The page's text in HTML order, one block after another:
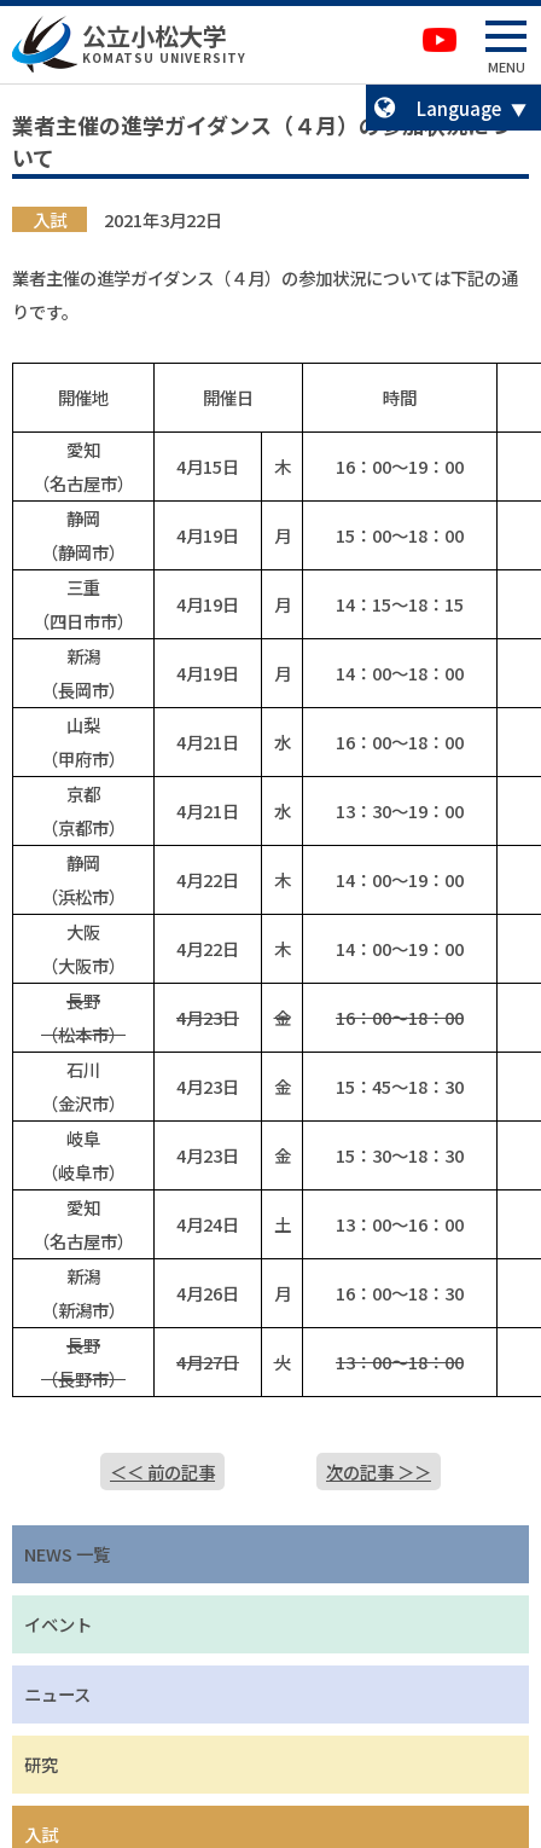
本文へ移動 サイトマップへ移動
公立小松大学
KOMATSU UNIVERSITY MENU
卒業生の方へ
Language
業者主催の進学ガイダンス（４月）の参加状況につ
いて
入試 2021年3月22日
業者主催の進学ガイダンス（４月）の参加状況については下記の通
りです。
開催地 開催日 時間
愛知
（名古屋市）
4月15日 木 16：00～19：00
静岡
（静岡市）
4月19日 月 15：00～18：00
三重
（四日市市）
4月19日 月 14：15～18：15
新潟
（長岡市）
4月19日 月 14：00～18：00
山梨
（甲府市）
4月21日 水 16：00～18：00
京都
（京都市）
4月21日 水 13：30～19：00
静岡
（浜松市）
4月22日 木 14：00～19：00
大阪
（大阪市）
4月22日 木 14：00～19：00
長野
（松本市）
4月23日 金 16：00～18：00
石川
（金沢市）
4月23日 金 15：45～18：30
岐阜
（岐阜市）
4月23日 金 15：30～18：30
愛知
（名古屋市）
4月24日 土 13：00～16：00
新潟
（新潟市）
4月26日 月 16：00～18：30
長野
（長野市）
4月27日 火 13：00～18：00
＜＜ 前の記事 次の記事 ＞＞
NEWS 一覧
イベント
ニュース
研究
入試